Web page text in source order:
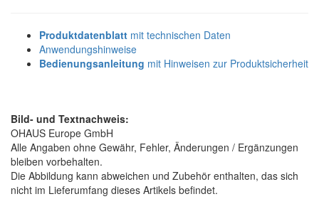
Produktdatenblatt mit technischen Daten
Anwendungshinweise
Bedienungsanleitung mit Hinweisen zur Produktsicherheit
Bild- und Textnachweis:
OHAUS Europe GmbH
Alle Angaben ohne Gewähr, Fehler, Änderungen / Ergänzungen
bleiben vorbehalten.
Die Abbildung kann abweichen und Zubehör enthalten, das sich
nicht im Lieferumfang dieses Artikels befindet.